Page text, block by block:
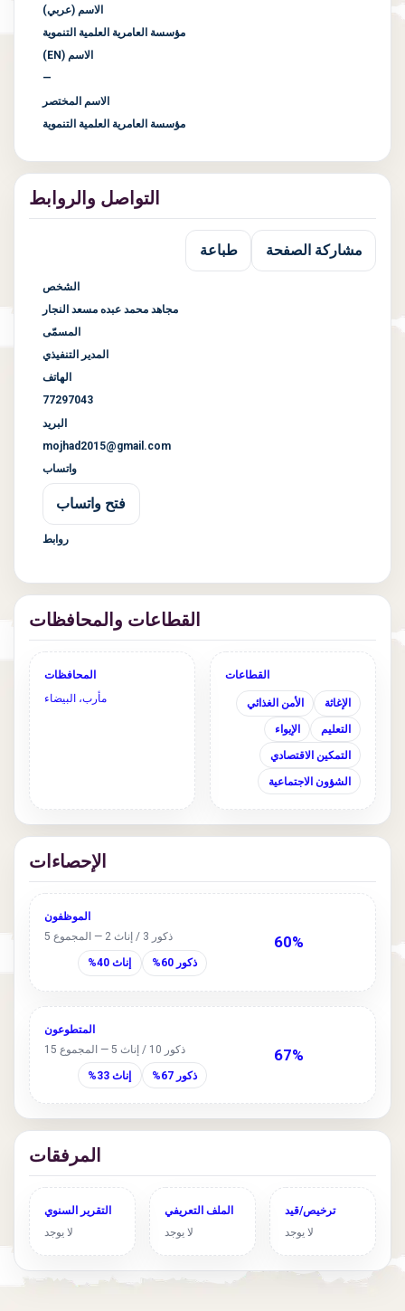
الاسم (عربي)
مؤسسة العامرية العلمية التنموية
الاسم (EN)
—
الاسم المختصر
مؤسسة العامرية العلمية التنموية
التواصل والروابط
مشاركة الصفحة طباعة
الشخص
مجاهد محمد عبده مسعد النجار
المسمّى
المدير التنفيذي
الهاتف
77297043
البريد
mojhad2015@gmail.com
واتساب
فتح واتساب
روابط
القطاعات والمحافظات
القطاعات
الإغاثة الأمن الغذائي
التعليم الإيواء
التمكين الاقتصادي
الشؤون الاجتماعية
المحافظات
مأرب، البيضاء
الإحصاءات
60%
الموظفون
ذكور 3 / إناث 2 — المجموع 5
ذكور 60% إناث 40%
67%
المتطوعون
ذكور 10 / إناث 5 — المجموع 15
ذكور 67% إناث 33%
المرفقات
ترخيص/قيد
لا يوجد
الملف التعريفي
لا يوجد
التقرير السنوي
لا يوجد